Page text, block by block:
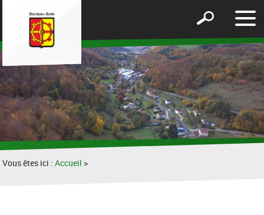
le
Afficher
formulaire
de
recherche
Vous êtes ici :Accueil >